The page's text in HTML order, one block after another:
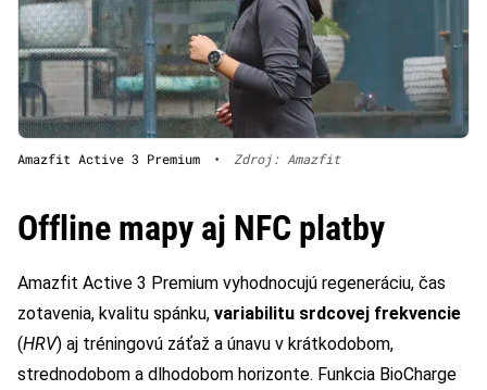
Amazfit Active 3 Premium • Zdroj: Amazfit
Offline mapy aj NFC platby
Amazfit Active 3 Premium vyhodnocujú regeneráciu, čas
zotavenia, kvalitu spánku, variabilitu srdcovej frekvencie
(HRV) aj tréningovú záťaž a únavu v krátkodobom,
strednodobom a dlhodobom horizonte. Funkcia BioCharge